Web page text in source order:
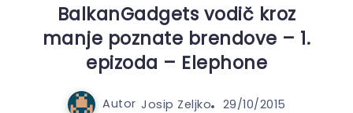
BalkanGadgets vodič kroz
manje poznate brendove – 1.
epizoda – Elephone
Autor Josip Zeljko 29/10/2015